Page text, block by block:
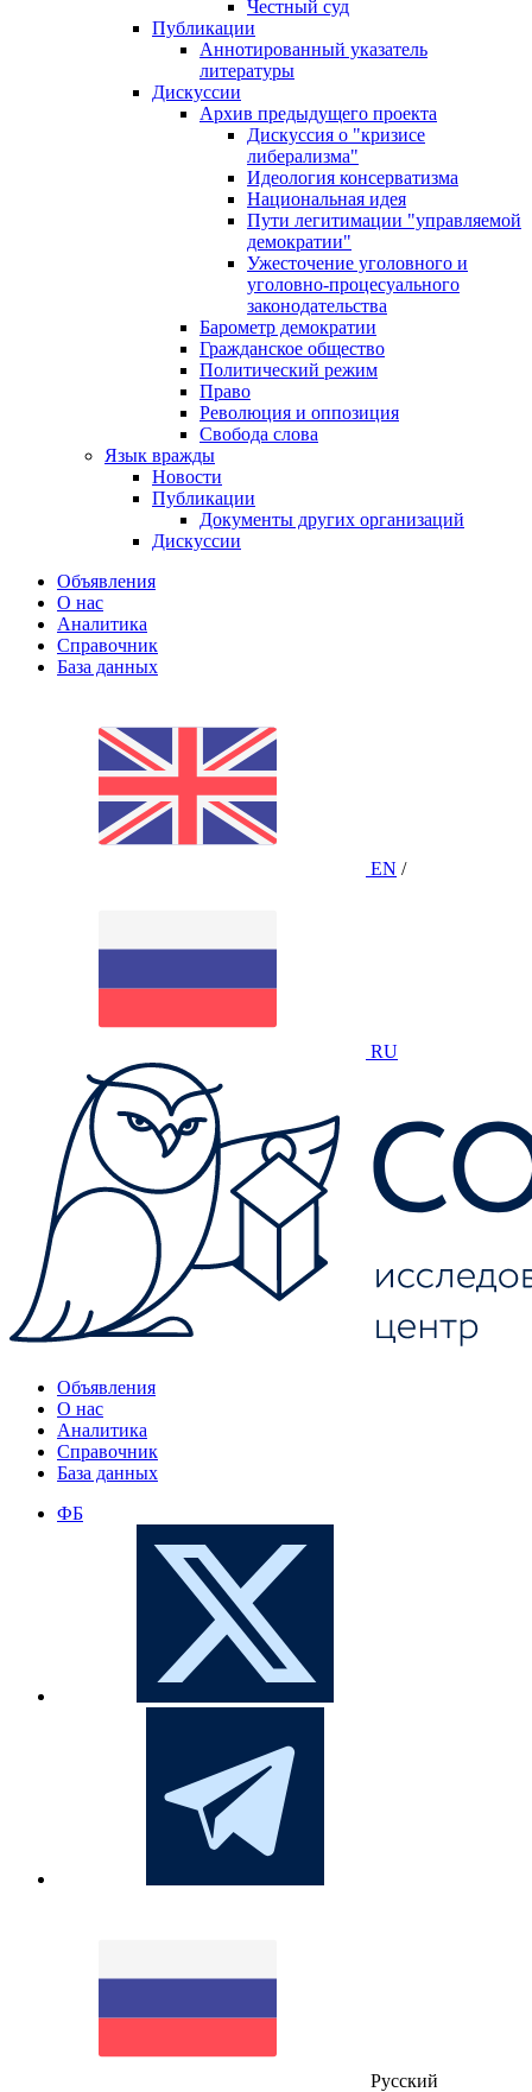
Честный суд
Публикации
Аннотированный указатель
литературы
Дискуссии
Архив предыдущего проекта
Дискуссия о "кризисе
либерализма"
Идеология консерватизма
Национальная идея
Пути легитимации "управляемой
демократии"
Ужесточение уголовного и
уголовно-процесуального
законодательства
Барометр демократии
Гражданское общество
Политический режим
Право
Революция и оппозиция
Свобода слова
Язык вражды
Новости
Публикации
Документы других организаций
Дискуссии
Объявления
О нас
Аналитика
Справочник
База данных
EN /
RU
Объявления
О нас
Аналитика
Справочник
База данных
ФБ
Русский